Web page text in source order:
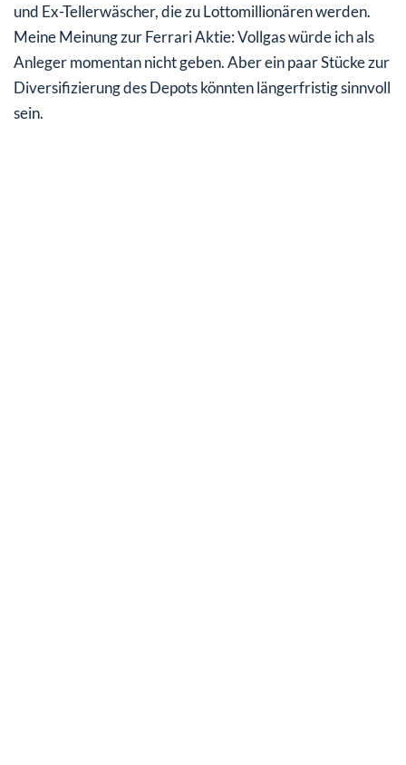
und Ex-Tellerwäscher, die zu Lottomillionären werden.
Meine Meinung zur Ferrari Aktie: Vollgas würde ich als
Anleger momentan nicht geben. Aber ein paar Stücke zur
Diversifizierung des Depots könnten längerfristig sinnvoll
sein.